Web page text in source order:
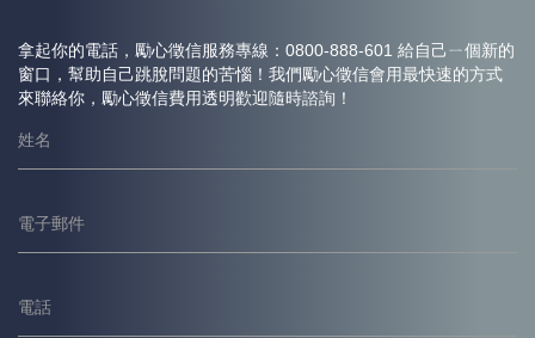
拿起你的電話，勵心徵信服務專線：0800-888-601 給自己ㄧ個新的
窗口，幫助自己跳脫問題的苦惱！我們勵心徵信會用最快速的方式
來聯絡你，勵心徵信費用透明歡迎隨時諮詢！